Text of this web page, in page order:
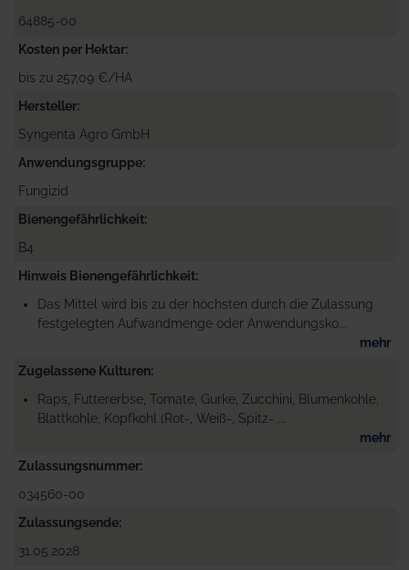
64885-00
Kosten per Hektar
bis zu 257,09 €/HA
Hersteller
Syngenta Agro GmbH
Anwendungsgruppe
Fungizid
Bienengefährlichkeit
B4
Hinweis Bienengefährlichkeit
Das Mittel wird bis zu der höchsten durch die Zulassung
festgelegten Aufwandmenge oder Anwendungsko...
mehr
Zugelassene Kulturen
Raps, Futtererbse, Tomate, Gurke, Zucchini, Blumenkohle,
Blattkohle, Kopfkohl (Rot-, Weiß-, Spitz- ...
mehr
Zulassungsnummer
034560-00
Zulassungsende
31.05.2028